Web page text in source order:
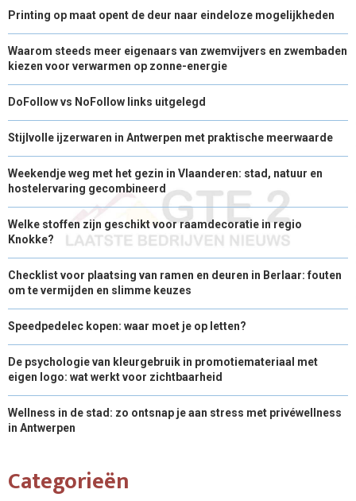
Printing op maat opent de deur naar eindeloze mogelijkheden
Waarom steeds meer eigenaars van zwemvijvers en zwembaden
kiezen voor verwarmen op zonne-energie
DoFollow vs NoFollow links uitgelegd
Stijlvolle ijzerwaren in Antwerpen met praktische meerwaarde
Weekendje weg met het gezin in Vlaanderen: stad, natuur en
hostelervaring gecombineerd
Welke stoffen zijn geschikt voor raamdecoratie in regio
Knokke?
Checklist voor plaatsing van ramen en deuren in Berlaar: fouten
om te vermijden en slimme keuzes
Speedpedelec kopen: waar moet je op letten?
De psychologie van kleurgebruik in promotiemateriaal met
eigen logo: wat werkt voor zichtbaarheid
Wellness in de stad: zo ontsnap je aan stress met privéwellness
in Antwerpen
Categorieën